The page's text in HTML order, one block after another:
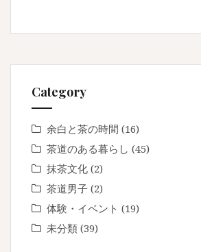
Category
余白と茶の時間 (16)
茶道のある暮らし (45)
抹茶文化 (2)
茶道男子 (2)
体験・イベント (19)
未分類 (39)